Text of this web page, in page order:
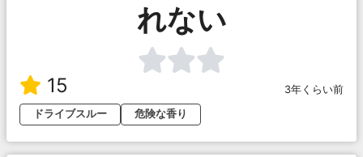
れない
15
3年くらい前
ドライブスルー
危険な香り